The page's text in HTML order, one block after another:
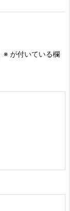
※ が付いている欄